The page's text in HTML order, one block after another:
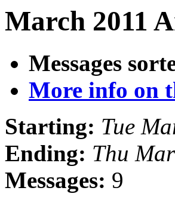
March 2011
Messages
More info on
Starting: Tue
Ending: Thu
Messages: 9